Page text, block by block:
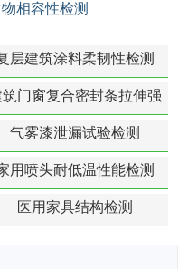
相容性检测
层建筑涂料柔韧性检测
筑门窗复合密封条拉伸强
度-硬质塑料材料检测
气雾漆泄漏试验检测
用喷头耐低温性能检测
医用家具结构检测